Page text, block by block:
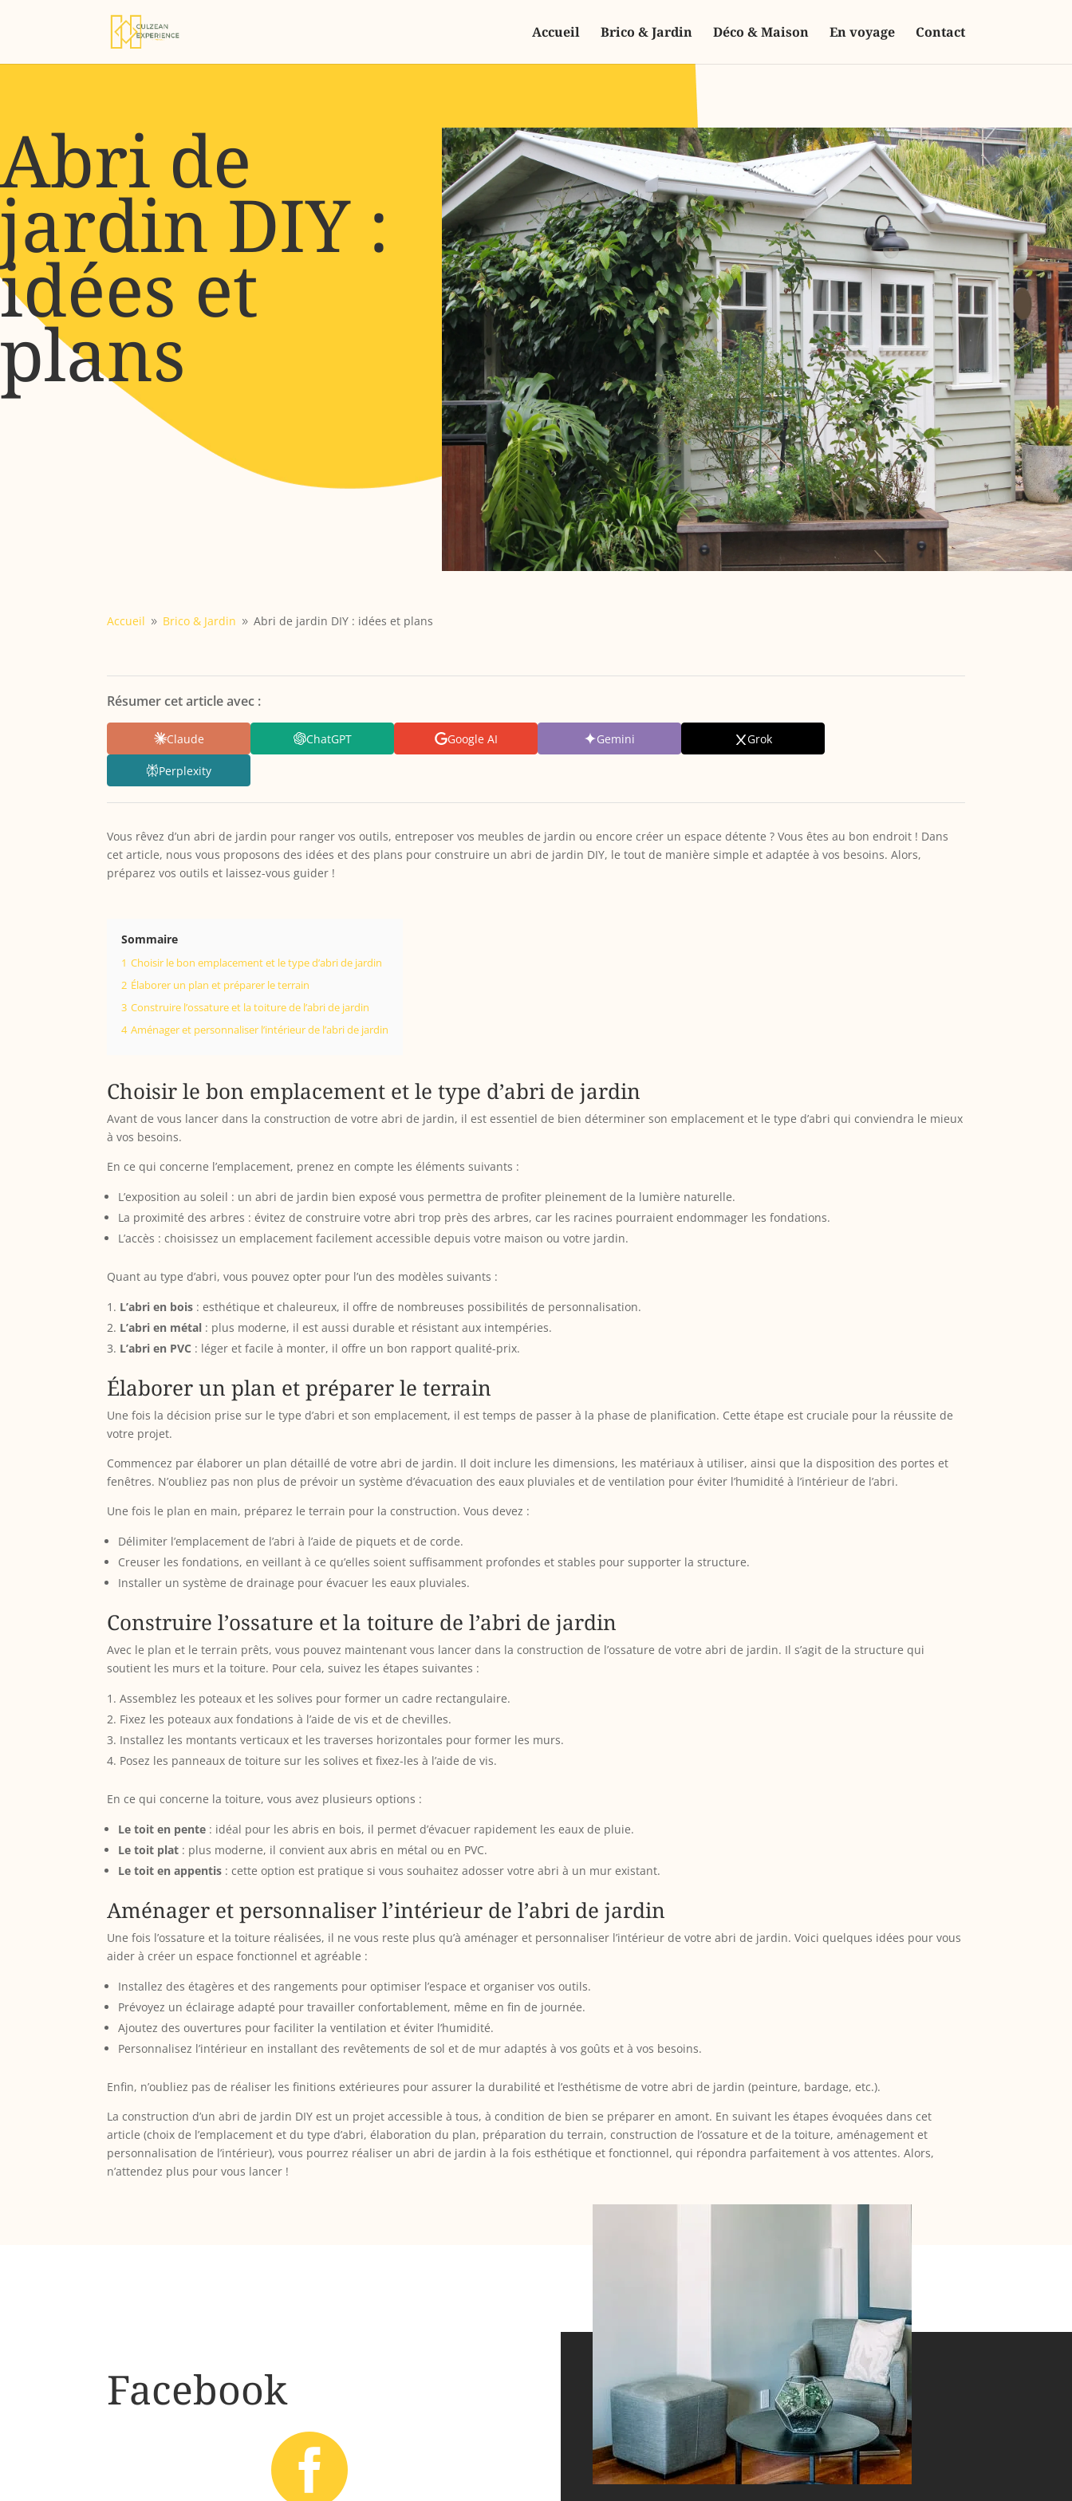
Accueil Brico & Jardin Déco & Maison En voyage Contact
Abri de
jardin DIY :
idées et
plans
Accueil 9 Brico & Jardin 9 Abri de jardin DIY : idées et plans
Résumer cet article avec :
Claude ChatGPT Google AI Gemini Grok
Perplexity
Vous rêvez d’un abri de jardin pour ranger vos outils, entreposer vos meubles de jardin ou encore créer un espace détente ? Vous êtes au bon endroit ! Dans
cet article, nous vous proposons des idées et des plans pour construire un abri de jardin DIY, le tout de manière simple et adaptée à vos besoins. Alors,
préparez vos outils et laissez-vous guider !
Sommaire
1 Choisir le bon emplacement et le type d’abri de jardin
2 Élaborer un plan et préparer le terrain
3 Construire l’ossature et la toiture de l’abri de jardin
4 Aménager et personnaliser l’intérieur de l’abri de jardin
Choisir le bon emplacement et le type d’abri de jardin
Avant de vous lancer dans la construction de votre abri de jardin, il est essentiel de bien déterminer son emplacement et le type d’abri qui conviendra le mieux
à vos besoins.
En ce qui concerne l’emplacement, prenez en compte les éléments suivants :
L’exposition au soleil : un abri de jardin bien exposé vous permettra de profiter pleinement de la lumière naturelle.
La proximité des arbres : évitez de construire votre abri trop près des arbres, car les racines pourraient endommager les fondations.
L’accès : choisissez un emplacement facilement accessible depuis votre maison ou votre jardin.
Quant au type d’abri, vous pouvez opter pour l’un des modèles suivants :
L’abri en bois : esthétique et chaleureux, il offre de nombreuses possibilités de personnalisation.
L’abri en métal : plus moderne, il est aussi durable et résistant aux intempéries.
L’abri en PVC : léger et facile à monter, il offre un bon rapport qualité-prix.
Élaborer un plan et préparer le terrain
Une fois la décision prise sur le type d’abri et son emplacement, il est temps de passer à la phase de planification. Cette étape est cruciale pour la réussite de
votre projet.
Commencez par élaborer un plan détaillé de votre abri de jardin. Il doit inclure les dimensions, les matériaux à utiliser, ainsi que la disposition des portes et
fenêtres. N’oubliez pas non plus de prévoir un système d’évacuation des eaux pluviales et de ventilation pour éviter l’humidité à l’intérieur de l’abri.
Une fois le plan en main, préparez le terrain pour la construction. Vous devez :
Délimiter l’emplacement de l’abri à l’aide de piquets et de corde.
Creuser les fondations, en veillant à ce qu’elles soient suffisamment profondes et stables pour supporter la structure.
Installer un système de drainage pour évacuer les eaux pluviales.
Construire l’ossature et la toiture de l’abri de jardin
Avec le plan et le terrain prêts, vous pouvez maintenant vous lancer dans la construction de l’ossature de votre abri de jardin. Il s’agit de la structure qui
soutient les murs et la toiture. Pour cela, suivez les étapes suivantes :
Assemblez les poteaux et les solives pour former un cadre rectangulaire.
Fixez les poteaux aux fondations à l’aide de vis et de chevilles.
Installez les montants verticaux et les traverses horizontales pour former les murs.
Posez les panneaux de toiture sur les solives et fixez-les à l’aide de vis.
En ce qui concerne la toiture, vous avez plusieurs options :
Le toit en pente : idéal pour les abris en bois, il permet d’évacuer rapidement les eaux de pluie.
Le toit plat : plus moderne, il convient aux abris en métal ou en PVC.
Le toit en appentis : cette option est pratique si vous souhaitez adosser votre abri à un mur existant.
Aménager et personnaliser l’intérieur de l’abri de jardin
Une fois l’ossature et la toiture réalisées, il ne vous reste plus qu’à aménager et personnaliser l’intérieur de votre abri de jardin. Voici quelques idées pour vous
aider à créer un espace fonctionnel et agréable :
Installez des étagères et des rangements pour optimiser l’espace et organiser vos outils.
Prévoyez un éclairage adapté pour travailler confortablement, même en fin de journée.
Ajoutez des ouvertures pour faciliter la ventilation et éviter l’humidité.
Personnalisez l’intérieur en installant des revêtements de sol et de mur adaptés à vos goûts et à vos besoins.
Enfin, n’oubliez pas de réaliser les finitions extérieures pour assurer la durabilité et l’esthétisme de votre abri de jardin (peinture, bardage, etc.).
La construction d’un abri de jardin DIY est un projet accessible à tous, à condition de bien se préparer en amont. En suivant les étapes évoquées dans cet
article (choix de l’emplacement et du type d’abri, élaboration du plan, préparation du terrain, construction de l’ossature et de la toiture, aménagement et
personnalisation de l’intérieur), vous pourrez réaliser un abri de jardin à la fois esthétique et fonctionnel, qui répondra parfaitement à vos attentes. Alors,
n’attendez plus pour vous lancer !
Facebook
